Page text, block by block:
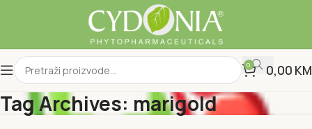
0 0,00 KM
Tag Archives: marigold